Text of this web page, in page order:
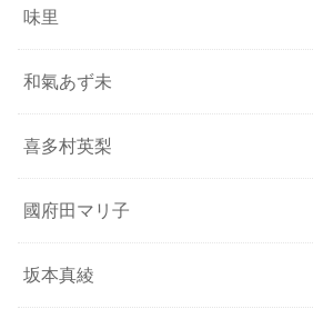
味里
和氣あず未
喜多村英梨
國府田マリ子
坂本真綾